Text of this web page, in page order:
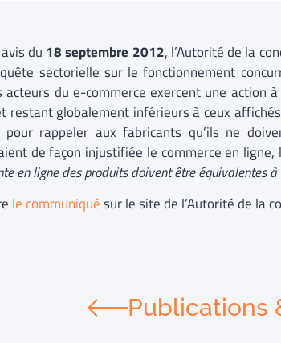
du 18 septembre 2012, l’Autorité de la
sectorielle sur le fonctionnement
acteurs du e-commerce exercent une action
restant globalement inférieurs à ceux
rappeler aux fabricants qu’ils ne
de façon injustifiée le commerce en ligne,
en ligne des produits doivent être équivalentes
le communiquésur le site de l’Autorité de la
Publications